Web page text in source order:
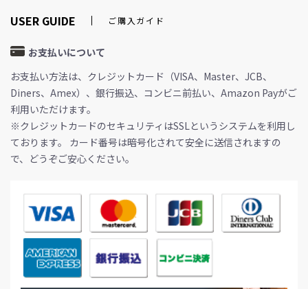
USER GUIDE ご購入ガイド
お支払いについて
お支払い方法は、クレジットカード（VISA、Master、JCB、
Diners、Amex）、銀行振込、コンビニ前払い、Amazon Payがご
利用いただけます。
※クレジットカードのセキュリティはSSLというシステムを利用し
ております。 カード番号は暗号化されて安全に送信されますの
で、どうぞご安心ください。